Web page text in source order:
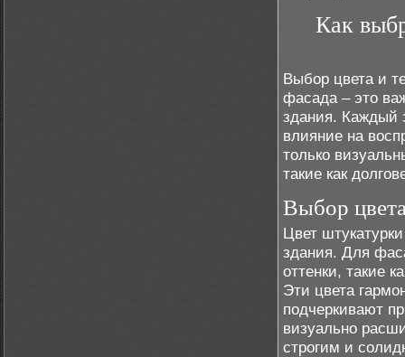
Как
Выбор цвета и
фасада – это
здания. Каждый
влияние на
только
такие как
Выбор
Цвет
здания. Для
оттенки, такие
Эти цвета
подчеркивают
визуально
строгим и